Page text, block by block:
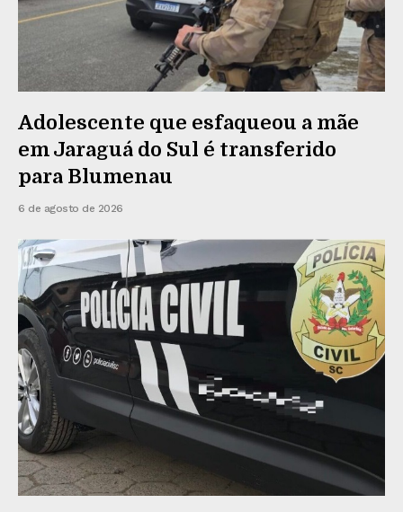
Adolescente que esfaqueou a mãe
em Jaraguá do Sul é transferido
para Blumenau
6 de agosto de 2026